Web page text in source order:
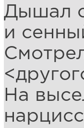
Дышал
и
На